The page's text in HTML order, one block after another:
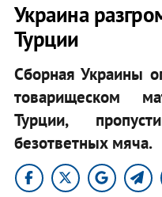
Украина
Турции
Сборная Украины
товарищеском
Турции,
безответных мяча.